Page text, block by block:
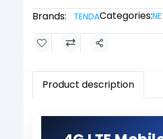
Brands:
TENDACategories:
Share
Product description